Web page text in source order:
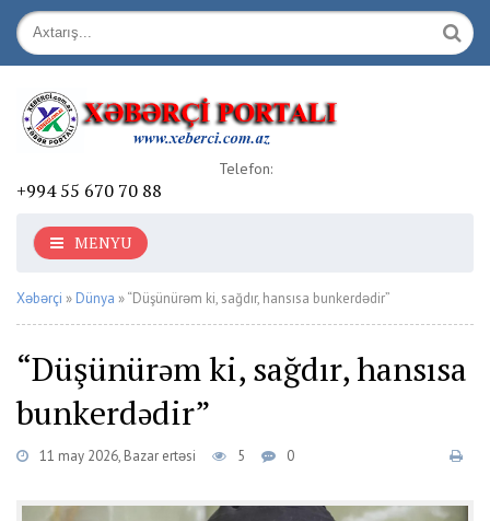
Telefon:
+994 55 670 70 88
MENYU
Xəbərçi » Dünya » “Düşünürəm ki, sağdır, hansısa bunkerdədir”
“Düşünürəm ki, sağdır, hansısa
bunkerdədir”
11 may 2026, Bazar ertəsi 5 0